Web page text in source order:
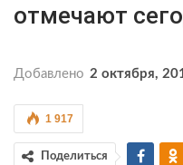
отмечают
Добавлено 2 октября,
1 917
Поделиться